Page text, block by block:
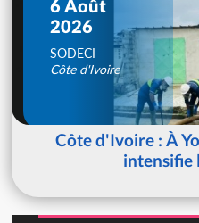
6 Août
2026
SODECI
Côte d'Ivoire
Côte d'Ivoire : À
intensifie